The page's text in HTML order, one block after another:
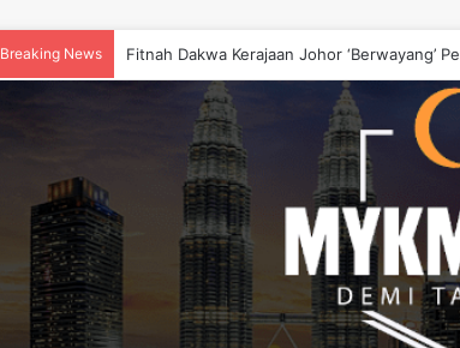
Breaking News Fitnah Dakwa Kerajaan Johor ‘Berwayang’